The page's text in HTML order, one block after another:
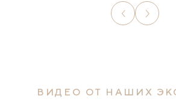
ВИДЕО ОТ НАШИХ